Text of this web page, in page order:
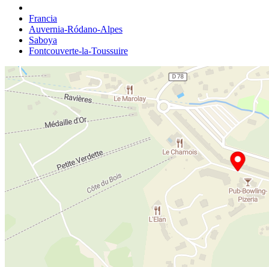
Francia
Auvernia-Ródano-Alpes
Saboya
Fontcouverte-la-Toussuire